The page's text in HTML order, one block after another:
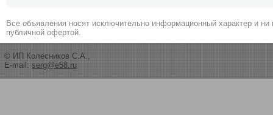
Все объявления носят исключительно информационный характер и ни
публичной офертой.
© ИП Колесников С.А.,
E-mail: serg@e58.ru